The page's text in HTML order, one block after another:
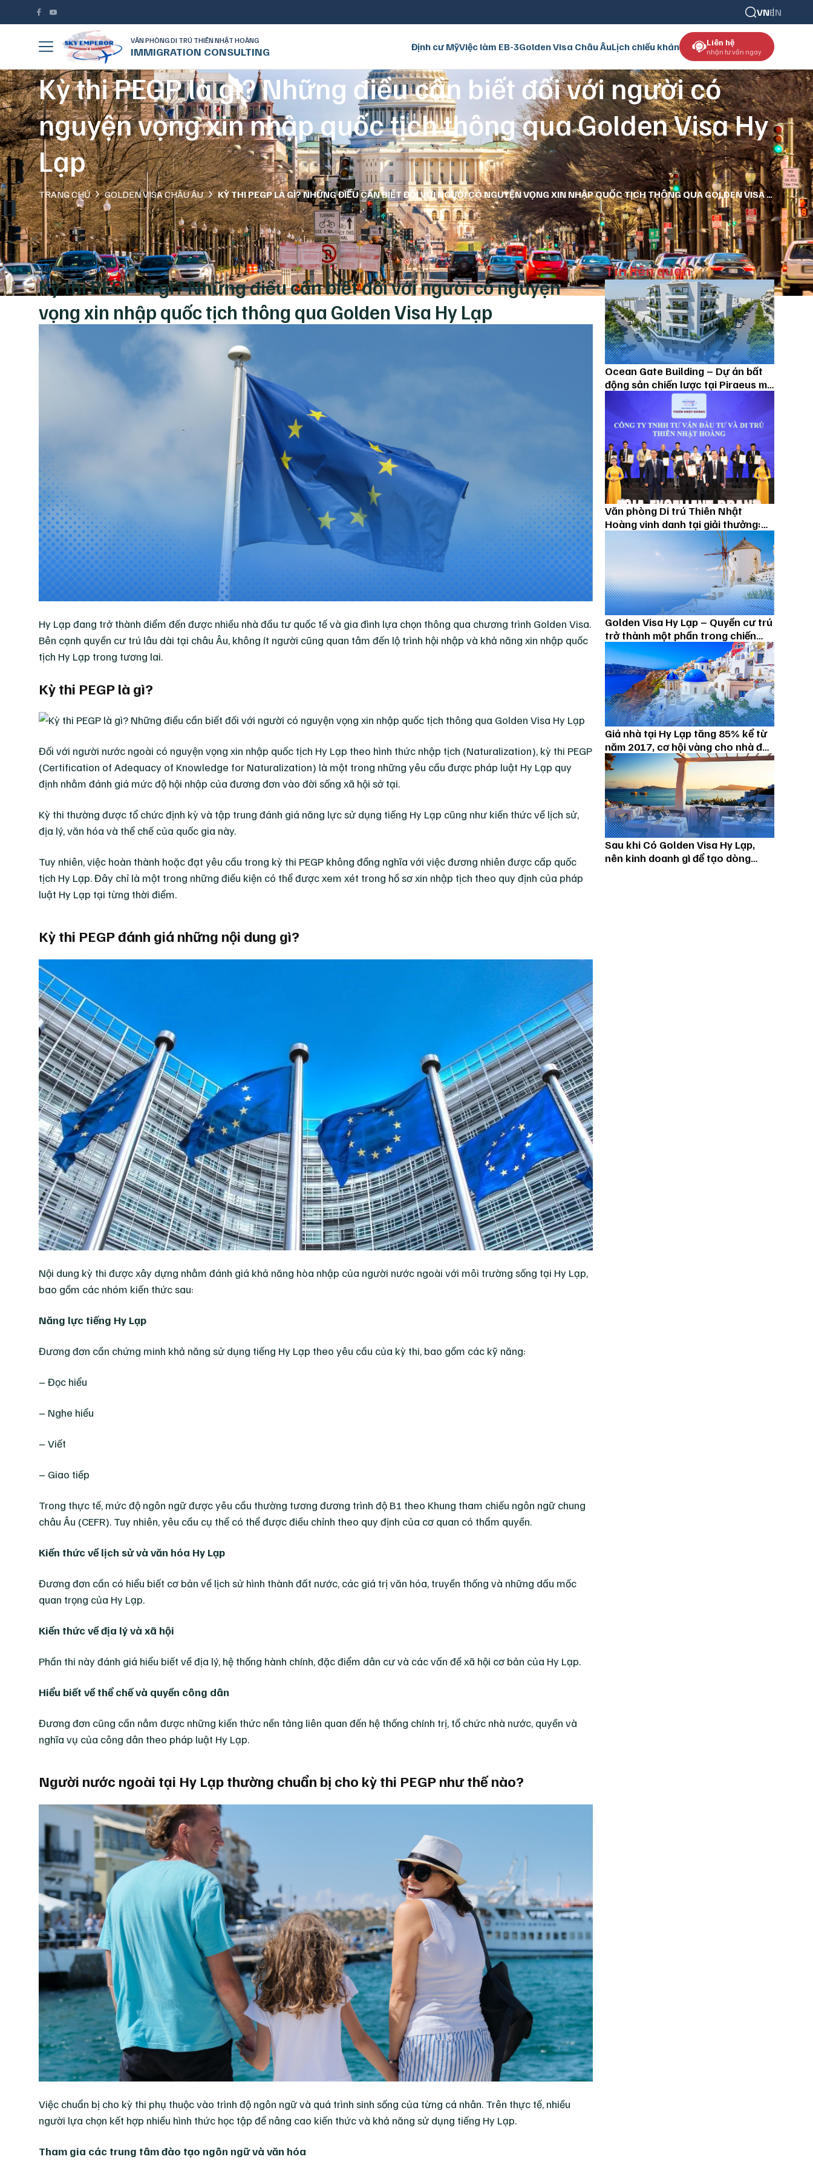
VNEN
VĂN PHÒNG DI TRÚ THIÊN NHẬT HOÀNG
IMMIGRATION CONSULTING Định cư MỹViệc làm EB-3Golden Visa Châu ÂuLịch chiếu khán Liên hệ
nhận tư vấn ngay
Kỳ thi PEGP là gì? Những điều cần biết đối với người có
nguyện vọng xin nhập quốc tịch thông qua Golden Visa Hy
Lạp
TRANG CHỦ GOLDEN VISA CHÂU ÂU KỲ THI PEGP LÀ GÌ? NHỮNG ĐIỀU CẦN BIẾT ĐỐI VỚI NGƯỜI CÓ NGUYỆN VỌNG XIN NHẬP QUỐC TỊCH THÔNG QUA GOLDEN VISA HY LẠP
26/06/2026
Kỳ thi PEGP là gì? Những điều cần biết đối với người có nguyện
vọng xin nhập quốc tịch thông qua Golden Visa Hy Lạp
Hy Lạp đang trở thành điểm đến được nhiều nhà đầu tư quốc tế và gia đình lựa chọn thông qua chương trình Golden Visa.
Bên cạnh quyền cư trú lâu dài tại châu Âu, không ít người cũng quan tâm đến lộ trình hội nhập và khả năng xin nhập quốc
tịch Hy Lạp trong tương lai.
Kỳ thi PEGP là gì?
Đối với người nước ngoài có nguyện vọng xin nhập quốc tịch Hy Lạp theo hình thức nhập tịch (Naturalization), kỳ thi PEGP
(Certification of Adequacy of Knowledge for Naturalization) là một trong những yêu cầu được pháp luật Hy Lạp quy
định nhằm đánh giá mức độ hội nhập của đương đơn vào đời sống xã hội sở tại.
Kỳ thi thường được tổ chức định kỳ và tập trung đánh giá năng lực sử dụng tiếng Hy Lạp cũng như kiến thức về lịch sử,
địa lý, văn hóa và thể chế của quốc gia này.
Tuy nhiên, việc hoàn thành hoặc đạt yêu cầu trong kỳ thi PEGP không đồng nghĩa với việc đương nhiên được cấp quốc
tịch Hy Lạp. Đây chỉ là một trong những điều kiện có thể được xem xét trong hồ sơ xin nhập tịch theo quy định của pháp
luật Hy Lạp tại từng thời điểm.
Kỳ thi PEGP đánh giá những nội dung gì?
Nội dung kỳ thi được xây dựng nhằm đánh giá khả năng hòa nhập của người nước ngoài với môi trường sống tại Hy Lạp,
bao gồm các nhóm kiến thức sau:
Năng lực tiếng Hy Lạp
Đương đơn cần chứng minh khả năng sử dụng tiếng Hy Lạp theo yêu cầu của kỳ thi, bao gồm các kỹ năng:
– Đọc hiểu
– Nghe hiểu
– Viết
– Giao tiếp
Trong thực tế, mức độ ngôn ngữ được yêu cầu thường tương đương trình độ B1 theo Khung tham chiếu ngôn ngữ chung
châu Âu (CEFR). Tuy nhiên, yêu cầu cụ thể có thể được điều chỉnh theo quy định của cơ quan có thẩm quyền.
Kiến thức về lịch sử và văn hóa Hy Lạp
Đương đơn cần có hiểu biết cơ bản về lịch sử hình thành đất nước, các giá trị văn hóa, truyền thống và những dấu mốc
quan trọng của Hy Lạp.
Kiến thức về địa lý và xã hội
Phần thi này đánh giá hiểu biết về địa lý, hệ thống hành chính, đặc điểm dân cư và các vấn đề xã hội cơ bản của Hy Lạp.
Hiểu biết về thể chế và quyền công dân
Đương đơn cũng cần nắm được những kiến thức nền tảng liên quan đến hệ thống chính trị, tổ chức nhà nước, quyền và
nghĩa vụ của công dân theo pháp luật Hy Lạp.
Người nước ngoài tại Hy Lạp thường chuẩn bị cho kỳ thi PEGP như thế nào?
Việc chuẩn bị cho kỳ thi phụ thuộc vào trình độ ngôn ngữ và quá trình sinh sống của từng cá nhân. Trên thực tế, nhiều
người lựa chọn kết hợp nhiều hình thức học tập để nâng cao kiến thức và khả năng sử dụng tiếng Hy Lạp.
Tham gia các trung tâm đào tạo ngôn ngữ và văn hóa
Tin liên quan
Ocean Gate Building – Dự án bất
động sản chiến lược tại Piraeus mở
lối sở hữu Golden Visa Hy Lạp
Văn phòng Di trú Thiên Nhật
Hoàng vinh danh tại giải thưởng:
Thương hiệu xuất sắc Châu Á 2026
Golden Visa Hy Lạp – Quyền cư trú
trở thành một phần trong chiến
lược hoạch định tương lai
Giá nhà tại Hy Lạp tăng 85% kể từ
năm 2017, cơ hội vàng cho nhà đầu
tư Golden Visa Hy Lạp
Sau khi Có Golden Visa Hy Lạp,
nên kinh doanh gì để tạo dòng